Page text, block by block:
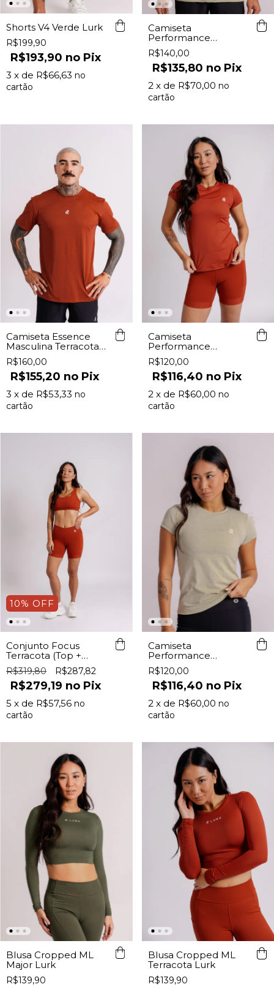
Shorts V4 Verde Lurk
R$199,90
R$193,90 Pix
3 x de R$66,63
Camiseta
Performance
Masculina Stone Lurk
R$140,00
R$135,80 Pix
2 x de R$70,00
Camiseta Essence
Masculina Terracota
Lurk
R$160,00
R$155,20 Pix
3 x de R$53,33
Camiseta
Performance
Feminina Terracota
Lurk
R$120,00
R$116,40 Pix
2 x de R$60,00
10% OFF
Conjunto Focus
Terracota (Top +
Shorts)
R$319,80 R$287,82
R$279,19 Pix
5 x de R$57,56
Camiseta
Performance
Feminina Stone Lurk
R$120,00
R$116,40 Pix
2 x de R$60,00
Blusa Cropped ML
Major Lurk
R$139,90
Blusa Cropped ML
Terracota Lurk
R$139,90